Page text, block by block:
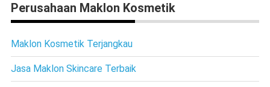
Perusahaan Maklon Kosmetik
Maklon Kosmetik Terjangkau
Jasa Maklon Skincare Terbaik